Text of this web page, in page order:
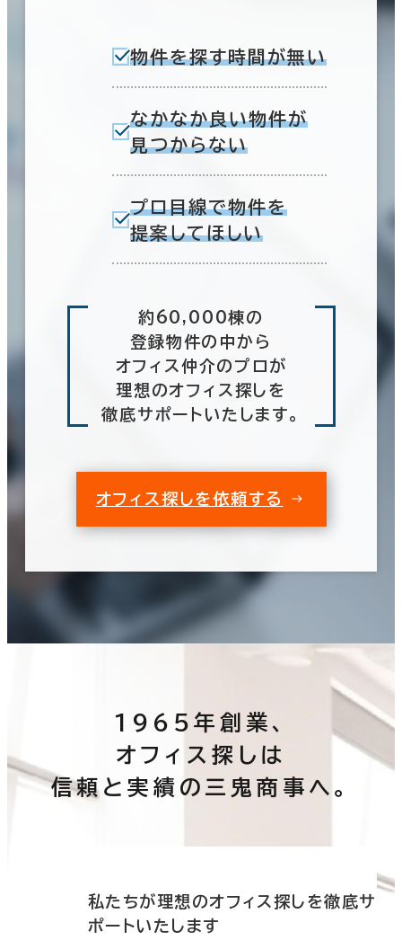
物件を探す時間が無い
なかなか良い物件が
見つからない
プロ目線で物件を
提案してほしい
約60,000棟の
登録物件の中から
オフィス仲介のプロが
理想のオフィス探しを
徹底サポートいたします。
オフィス探しを依頼する
1965年創業、
オフィス探しは
信頼と実績の三鬼商事へ。
私たちが理想のオフィス探しを徹底サ
ポートいたします